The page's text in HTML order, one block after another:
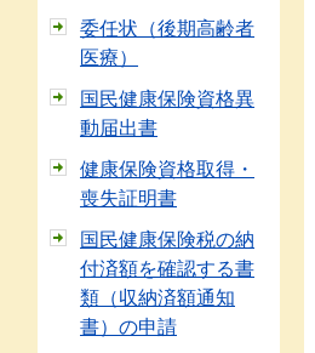
委任状（後期高齢者
医療）
国民健康保険資格異
動届出書
健康保険資格取得・
喪失証明書
国民健康保険税の納
付済額を確認する書
類（収納済額通知
書）の申請